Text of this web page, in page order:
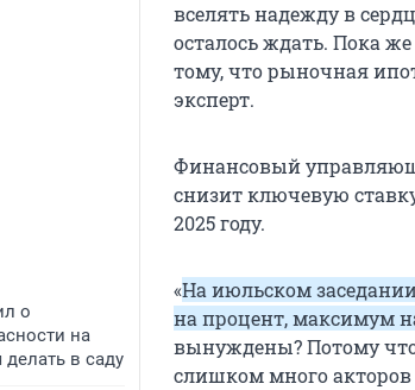
о
на
делать в саду
вселять надежду в
осталось ждать. Пока
тому, что рыночная
эксперт.
Финансовый
снизит ключевую
2025 году.
«На июльском
на процент, максимум
вынуждены? Потому
слишком много акторов